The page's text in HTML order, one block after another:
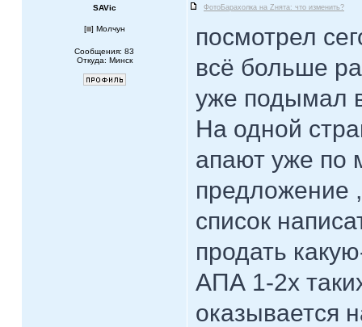
SAVic ФотоБарахолка на Zнята: что изменить?
[ ] Молчун
Сообщения: 83
Откуда: Минск
посмотрел
всё больше
уже подымал
На одной
апают уже по
предложение
список
продать
АПА 1-2х
оказывается